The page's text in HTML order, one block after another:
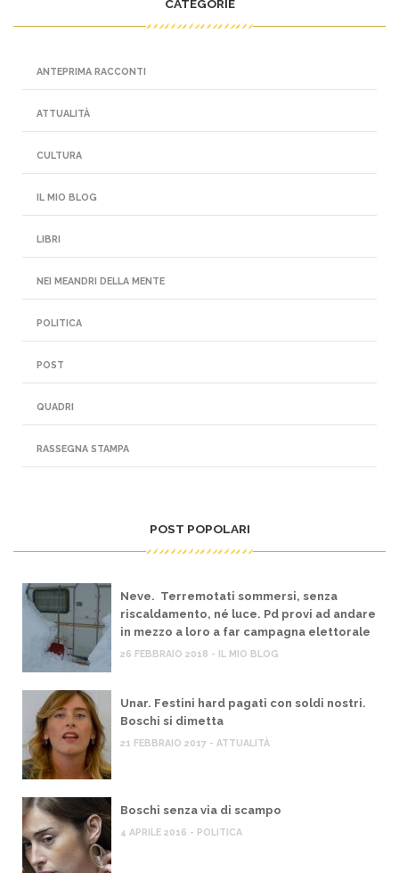
CATEGORIE
ANTEPRIMA RACCONTI
ATTUALITÀ
CULTURA
IL MIO BLOG
LIBRI
NEI MEANDRI DELLA MENTE
POLITICA
POST
QUADRI
RASSEGNA STAMPA
POST POPOLARI
Neve. Terremotati sommersi, senza
riscaldamento, né luce. Pd provi ad andare
in mezzo a loro a far campagna elettorale
26 FEBBRAIO 2018 - IL MIO BLOG
Unar. Festini hard pagati con soldi nostri.
Boschi si dimetta
21 FEBBRAIO 2017 - ATTUALITÀ
Boschi senza via di scampo
4 APRILE 2016 - POLITICA